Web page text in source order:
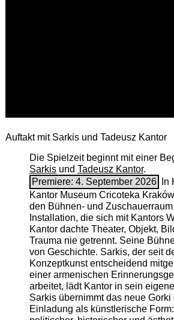
Auftakt mit Sarkis und Tadeusz Kantor
Die Spielzeit beginnt mit einer
Sarkisund Tadeusz Kantor.
Premiere: 4. September 2026
In
Kantor Museum Cricoteka
den Bühnen- und
Installation, die sich mit Kantors
Kantor dachte Theater, Objekt,
Trauma nie getrennt. Seine
von Geschichte. Sarkis, der seit
Konzeptkunst entscheidend
einer armenischen
arbeitet, lädt Kantor in sein
Sarkis übernimmt das neue Gorki
Einladung als künstlerische